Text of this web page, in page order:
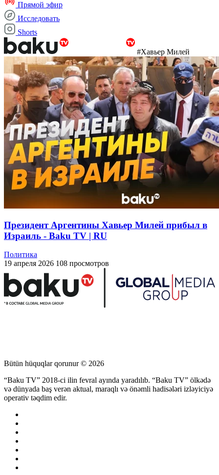
Прямой эфир
Исследовать
Shorts
#Хавьер Милей
Президент Аргентины Хавьер Милей прибыл в
Израиль - Baku TV | RU
Политика
19 апреля 2026 108 просмотров
Bütün hüquqlar qorunur © 2026
“Baku TV” 2018-ci ilin fevral ayında yaradılıb. “Baku TV” ölkədə
və dünyada baş verən aktual, maraqlı və önəmli hadisələri izləyiciyə
operativ təqdim edir.